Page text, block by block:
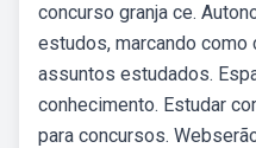
concurso granja ce.
estudos, marcando como
assuntos estudados.
conhecimento. Estudar
para concursos.